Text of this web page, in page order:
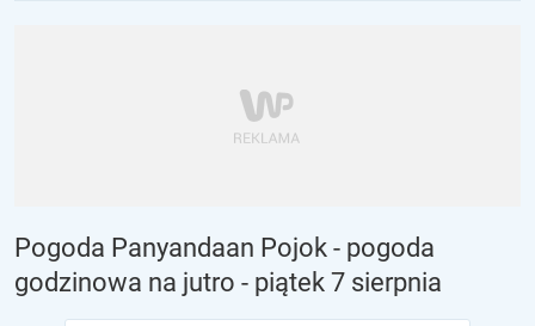
Pogoda Panyandaan Pojok - pogoda
godzinowa na jutro - piątek 7 sierpnia